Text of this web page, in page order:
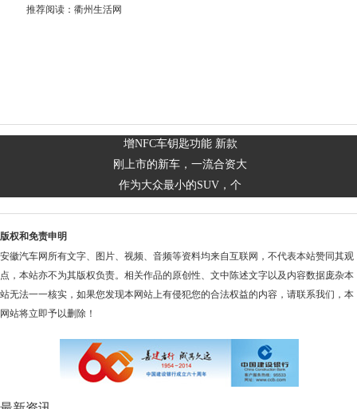
推荐阅读： 衢州生活网
增NFC车钥匙功能 新款
刚上市的新车，一流合资大
作为大众最小的SUV，个
版权和免责申明
安徽汽车网所有文字、图片、视频、音频等资料均来自互联网，不代表本站赞同其观
点，本站亦不为其版权负责。相关作品的原创性、文中陈述文字以及内容数据庞杂本
站无法一一核实，如果您发现本网站上有侵犯您的合法权益的内容，请联系我们，本
网站将立即予以删除！